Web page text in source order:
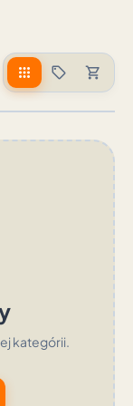
apps sell shopping_cart
kategórii.